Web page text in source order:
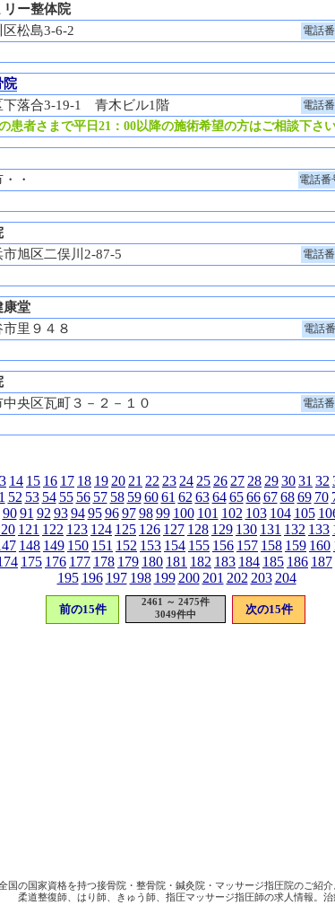
ー整体院
区松島3-6-2 電話
院
下落合3-19-1 青木ビル1階 電話
患者さまで平日21：00以降の施術希望の方はご相談下さい
・・ 電話番
市旭区二俣川2-87-5 電話
康堂
市里９４８ 電話
中央区瓦町３－２－１０ 電話
14 15 16 17 18 19 20 21 22 23 24 25 26 27 28 293031 32
52 53 54 55 56 57 58 59 60 61 62 63 64 65 66 67 68 69 70
90 91 92 93 94 95 96 97 98 99 100 101 102 103 104 105
121 122 123 124 125 126 127 128 129 130 131 132 133
148 149 150 151 152 153 154 155 156 157 158 159 160
175 176 177 178 179 180 181 182 183 184 185 186 187
195 196 197 198 199 200 201 202 203 204
前の15件
2461 ～ 2475件
3049件中
次の15件
国の国家資格を持つ接骨院・整骨院・鍼灸院・マッサージ指圧院のご紹
柔道整復師、はり師、きゅう師、指圧マッサージ指圧師の求人情報。